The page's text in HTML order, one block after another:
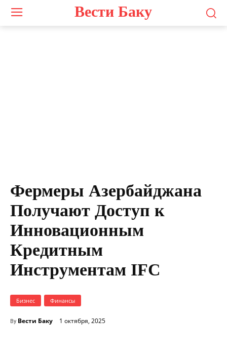
Вести Баку
Фермеры Азербайджана
Получают Доступ к
Инновационным
Кредитным
Инструментам IFC
Бизнес Финансы
By Вести Баку 1 октября, 2025